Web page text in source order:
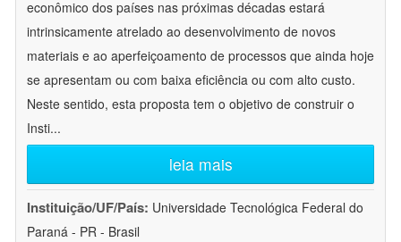
econômico dos países nas próximas décadas estará
intrinsicamente atrelado ao desenvolvimento de novos
materiais e ao aperfeiçoamento de processos que ainda hoje
se apresentam ou com baixa eficiência ou com alto custo.
Neste sentido, esta proposta tem o objetivo de construir o
Insti...
leia mais
Instituição/UF/País: Universidade Tecnológica Federal do
Paraná - PR - Brasil